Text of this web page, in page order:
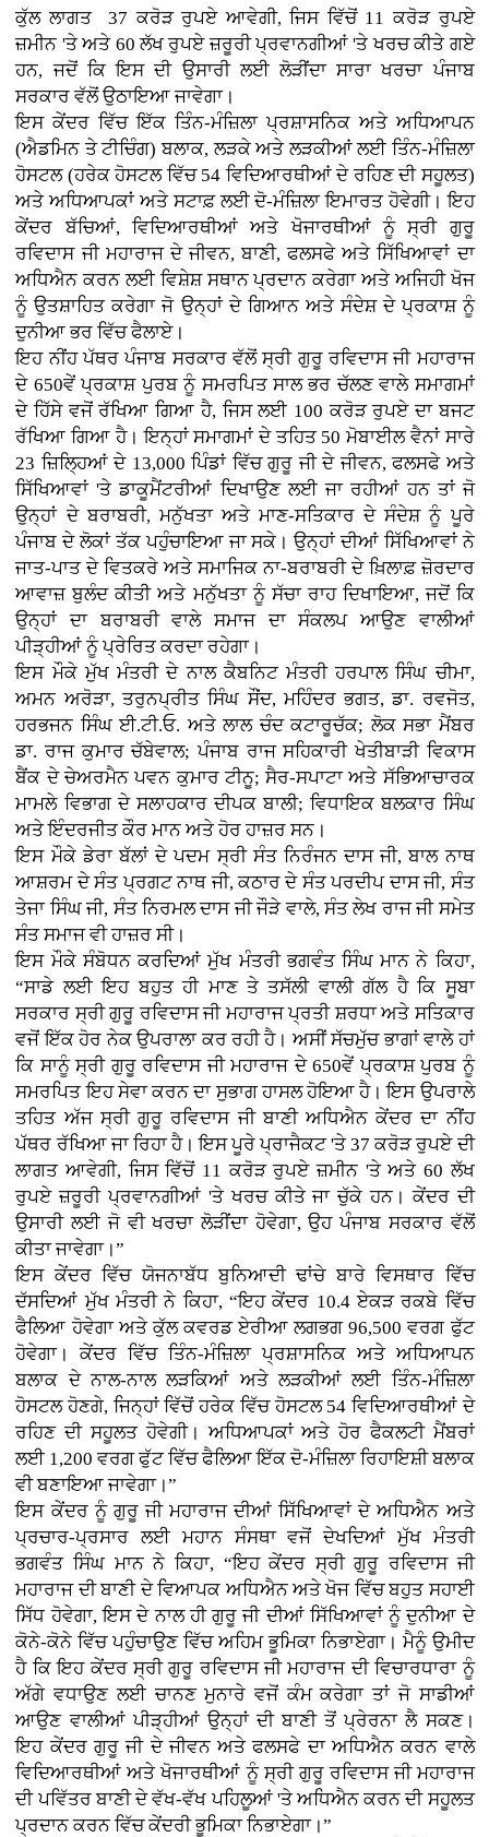
ਕੁੱਲ ਲਾਗਤ 37 ਕਰੋੜ ਰੁਪਏ ਆਵੇਗੀ, ਜਿਸ ਵਿੱਚੋਂ 11 ਕਰੋੜ ਰੁਪਏ
ਜ਼ਮੀਨ 'ਤੇ ਅਤੇ 60 ਲੱਖ ਰੁਪਏ ਜ਼ਰੂਰੀ ਪ੍ਰਵਾਨਗੀਆਂ 'ਤੇ ਖਰਚ ਕੀਤੇ ਗਏ
ਹਨ, ਜਦੋਂ ਕਿ ਇਸ ਦੀ ਉਸਾਰੀ ਲਈ ਲੋੜੀਂਦਾ ਸਾਰਾ ਖਰਚਾ ਪੰਜਾਬ
ਸਰਕਾਰ ਵੱਲੋਂ ਉਠਾਇਆ ਜਾਵੇਗਾ।
ਇਸ ਕੇਂਦਰ ਵਿੱਚ ਇੱਕ ਤਿੰਨ-ਮੰਜ਼ਿਲਾ ਪ੍ਰਸ਼ਾਸਨਿਕ ਅਤੇ ਅਧਿਆਪਨ
(ਐਡਮਿਨ ਤੇ ਟੀਚਿੰਗ) ਬਲਾਕ, ਲੜਕੇ ਅਤੇ ਲੜਕੀਆਂ ਲਈ ਤਿੰਨ-ਮੰਜ਼ਿਲਾ
ਹੋਸਟਲ (ਹਰੇਕ ਹੋਸਟਲ ਵਿੱਚ 54 ਵਿਦਿਆਰਥੀਆਂ ਦੇ ਰਹਿਣ ਦੀ ਸਹੂਲਤ)
ਅਤੇ ਅਧਿਆਪਕਾਂ ਅਤੇ ਸਟਾਫ਼ ਲਈ ਦੋ-ਮੰਜ਼ਿਲਾ ਇਮਾਰਤ ਹੋਵੇਗੀ। ਇਹ
ਕੇਂਦਰ ਬੱਚਿਆਂ, ਵਿਦਿਆਰਥੀਆਂ ਅਤੇ ਖੋਜਾਰਥੀਆਂ ਨੂੰ ਸ੍ਰੀ ਗੁਰੂ
ਰਵਿਦਾਸ ਜੀ ਮਹਾਰਾਜ ਦੇ ਜੀਵਨ, ਬਾਣੀ, ਫਲਸਫੇ ਅਤੇ ਸਿੱਖਿਆਵਾਂ ਦਾ
ਅਧਿਐਨ ਕਰਨ ਲਈ ਵਿਸ਼ੇਸ਼ ਸਥਾਨ ਪ੍ਰਦਾਨ ਕਰੇਗਾ ਅਤੇ ਅਜਿਹੀ ਖੋਜ
ਨੂੰ ਉਤਸ਼ਾਹਿਤ ਕਰੇਗਾ ਜੋ ਉਨ੍ਹਾਂ ਦੇ ਗਿਆਨ ਅਤੇ ਸੰਦੇਸ਼ ਦੇ ਪ੍ਰਕਾਸ਼ ਨੂੰ
ਦੁਨੀਆ ਭਰ ਵਿੱਚ ਫੈਲਾਏ।
ਇਹ ਨੀਂਹ ਪੱਥਰ ਪੰਜਾਬ ਸਰਕਾਰ ਵੱਲੋਂ ਸ੍ਰੀ ਗੁਰੂ ਰਵਿਦਾਸ ਜੀ ਮਹਾਰਾਜ
ਦੇ 650ਵੇਂ ਪ੍ਰਕਾਸ਼ ਪੁਰਬ ਨੂੰ ਸਮਰਪਿਤ ਸਾਲ ਭਰ ਚੱਲਣ ਵਾਲੇ ਸਮਾਗਮਾਂ
ਦੇ ਹਿੱਸੇ ਵਜੋਂ ਰੱਖਿਆ ਗਿਆ ਹੈ, ਜਿਸ ਲਈ 100 ਕਰੋੜ ਰੁਪਏ ਦਾ ਬਜਟ
ਰੱਖਿਆ ਗਿਆ ਹੈ। ਇਨ੍ਹਾਂ ਸਮਾਗਮਾਂ ਦੇ ਤਹਿਤ 50 ਮੋਬਾਈਲ ਵੈਨਾਂ ਸਾਰੇ
23 ਜ਼ਿਲ੍ਹਿਆਂ ਦੇ 13,000 ਪਿੰਡਾਂ ਵਿੱਚ ਗੁਰੂ ਜੀ ਦੇ ਜੀਵਨ, ਫਲਸਫੇ ਅਤੇ
ਸਿੱਖਿਆਵਾਂ 'ਤੇ ਡਾਕੂਮੈਂਟਰੀਆਂ ਦਿਖਾਉਣ ਲਈ ਜਾ ਰਹੀਆਂ ਹਨ ਤਾਂ ਜੋ
ਉਨ੍ਹਾਂ ਦੇ ਬਰਾਬਰੀ, ਮਨੁੱਖਤਾ ਅਤੇ ਮਾਣ-ਸਤਿਕਾਰ ਦੇ ਸੰਦੇਸ਼ ਨੂੰ ਪੂਰੇ
ਪੰਜਾਬ ਦੇ ਲੋਕਾਂ ਤੱਕ ਪਹੁੰਚਾਇਆ ਜਾ ਸਕੇ। ਉਨ੍ਹਾਂ ਦੀਆਂ ਸਿੱਖਿਆਵਾਂ ਨੇ
ਜਾਤ-ਪਾਤ ਦੇ ਵਿਤਕਰੇ ਅਤੇ ਸਮਾਜਿਕ ਨਾ-ਬਰਾਬਰੀ ਦੇ ਖ਼ਿਲਾਫ਼ ਜ਼ੋਰਦਾਰ
ਆਵਾਜ਼ ਬੁਲੰਦ ਕੀਤੀ ਅਤੇ ਮਨੁੱਖਤਾ ਨੂੰ ਸੱਚਾ ਰਾਹ ਦਿਖਾਇਆ, ਜਦੋਂ ਕਿ
ਉਨ੍ਹਾਂ ਦਾ ਬਰਾਬਰੀ ਵਾਲੇ ਸਮਾਜ ਦਾ ਸੰਕਲਪ ਆਉਣ ਵਾਲੀਆਂ
ਪੀੜ੍ਹੀਆਂ ਨੂੰ ਪ੍ਰੇਰਿਤ ਕਰਦਾ ਰਹੇਗਾ।
ਇਸ ਮੌਕੇ ਮੁੱਖ ਮੰਤਰੀ ਦੇ ਨਾਲ ਕੈਬਨਿਟ ਮੰਤਰੀ ਹਰਪਾਲ ਸਿੰਘ ਚੀਮਾ,
ਅਮਨ ਅਰੋੜਾ, ਤਰੁਨਪ੍ਰੀਤ ਸਿੰਘ ਸੌਂਦ, ਮਹਿੰਦਰ ਭਗਤ, ਡਾ. ਰਵਜੋਤ,
ਹਰਭਜਨ ਸਿੰਘ ਈ.ਟੀ.ਓ. ਅਤੇ ਲਾਲ ਚੰਦ ਕਟਾਰੂਚੱਕ; ਲੋਕ ਸਭਾ ਮੈਂਬਰ
ਡਾ. ਰਾਜ ਕੁਮਾਰ ਚੱਬੇਵਾਲ; ਪੰਜਾਬ ਰਾਜ ਸਹਿਕਾਰੀ ਖੇਤੀਬਾੜੀ ਵਿਕਾਸ
ਬੈਂਕ ਦੇ ਚੇਅਰਮੈਨ ਪਵਨ ਕੁਮਾਰ ਟੀਨੂ; ਸੈਰ-ਸਪਾਟਾ ਅਤੇ ਸੱਭਿਆਚਾਰਕ
ਮਾਮਲੇ ਵਿਭਾਗ ਦੇ ਸਲਾਹਕਾਰ ਦੀਪਕ ਬਾਲੀ; ਵਿਧਾਇਕ ਬਲਕਾਰ ਸਿੰਘ
ਅਤੇ ਇੰਦਰਜੀਤ ਕੌਰ ਮਾਨ ਅਤੇ ਹੋਰ ਹਾਜ਼ਰ ਸਨ।
ਇਸ ਮੌਕੇ ਡੇਰਾ ਬੱਲਾਂ ਦੇ ਪਦਮ ਸ੍ਰੀ ਸੰਤ ਨਿਰੰਜਨ ਦਾਸ ਜੀ, ਬਾਲ ਨਾਥ
ਆਸ਼ਰਮ ਦੇ ਸੰਤ ਪ੍ਰਗਟ ਨਾਥ ਜੀ, ਕਠਾਰ ਦੇ ਸੰਤ ਪਰਦੀਪ ਦਾਸ ਜੀ, ਸੰਤ
ਤੇਜਾ ਸਿੰਘ ਜੀ, ਸੰਤ ਨਿਰਮਲ ਦਾਸ ਜੀ ਜੌੜੇ ਵਾਲੇ, ਸੰਤ ਲੇਖ ਰਾਜ ਜੀ ਸਮੇਤ
ਸੰਤ ਸਮਾਜ ਵੀ ਹਾਜ਼ਰ ਸੀ।
ਇਸ ਮੌਕੇ ਸੰਬੋਧਨ ਕਰਦਿਆਂ ਮੁੱਖ ਮੰਤਰੀ ਭਗਵੰਤ ਸਿੰਘ ਮਾਨ ਨੇ ਕਿਹਾ,
“ਸਾਡੇ ਲਈ ਇਹ ਬਹੁਤ ਹੀ ਮਾਣ ਤੇ ਤਸੱਲੀ ਵਾਲੀ ਗੱਲ ਹੈ ਕਿ ਸੂਬਾ
ਸਰਕਾਰ ਸ੍ਰੀ ਗੁਰੂ ਰਵਿਦਾਸ ਜੀ ਮਹਾਰਾਜ ਪ੍ਰਤੀ ਸ਼ਰਧਾ ਅਤੇ ਸਤਿਕਾਰ
ਵਜੋਂ ਇੱਕ ਹੋਰ ਨੇਕ ਉਪਰਾਲਾ ਕਰ ਰਹੀ ਹੈ। ਅਸੀਂ ਸੱਚਮੁੱਚ ਭਾਗਾਂ ਵਾਲੇ ਹਾਂ
ਕਿ ਸਾਨੂੰ ਸ੍ਰੀ ਗੁਰੂ ਰਵਿਦਾਸ ਜੀ ਮਹਾਰਾਜ ਦੇ 650ਵੇਂ ਪ੍ਰਕਾਸ਼ ਪੁਰਬ ਨੂੰ
ਸਮਰਪਿਤ ਇਹ ਸੇਵਾ ਕਰਨ ਦਾ ਸੁਭਾਗ ਹਾਸਲ ਹੋਇਆ ਹੈ। ਇਸ ਉਪਰਾਲੇ
ਤਹਿਤ ਅੱਜ ਸ੍ਰੀ ਗੁਰੂ ਰਵਿਦਾਸ ਜੀ ਬਾਣੀ ਅਧਿਐਨ ਕੇਂਦਰ ਦਾ ਨੀਂਹ
ਪੱਥਰ ਰੱਖਿਆ ਜਾ ਰਿਹਾ ਹੈ। ਇਸ ਪੂਰੇ ਪ੍ਰਾਜੈਕਟ 'ਤੇ 37 ਕਰੋੜ ਰੁਪਏ ਦੀ
ਲਾਗਤ ਆਵੇਗੀ, ਜਿਸ ਵਿੱਚੋਂ 11 ਕਰੋੜ ਰੁਪਏ ਜ਼ਮੀਨ 'ਤੇ ਅਤੇ 60 ਲੱਖ
ਰੁਪਏ ਜ਼ਰੂਰੀ ਪ੍ਰਵਾਨਗੀਆਂ 'ਤੇ ਖਰਚ ਕੀਤੇ ਜਾ ਚੁੱਕੇ ਹਨ। ਕੇਂਦਰ ਦੀ
ਉਸਾਰੀ ਲਈ ਜੋ ਵੀ ਖਰਚਾ ਲੋੜੀਂਦਾ ਹੋਵੇਗਾ, ਉਹ ਪੰਜਾਬ ਸਰਕਾਰ ਵੱਲੋਂ
ਕੀਤਾ ਜਾਵੇਗਾ।”
ਇਸ ਕੇਂਦਰ ਵਿੱਚ ਯੋਜਨਾਬੱਧ ਬੁਨਿਆਦੀ ਢਾਂਚੇ ਬਾਰੇ ਵਿਸਥਾਰ ਵਿੱਚ
ਦੱਸਦਿਆਂ ਮੁੱਖ ਮੰਤਰੀ ਨੇ ਕਿਹਾ, “ਇਹ ਕੇਂਦਰ 10.4 ਏਕੜ ਰਕਬੇ ਵਿੱਚ
ਫੈਲਿਆ ਹੋਵੇਗਾ ਅਤੇ ਕੁੱਲ ਕਵਰਡ ਏਰੀਆ ਲਗਭਗ 96,500 ਵਰਗ ਫੁੱਟ
ਹੋਵੇਗਾ। ਕੇਂਦਰ ਵਿੱਚ ਤਿੰਨ-ਮੰਜ਼ਿਲਾ ਪ੍ਰਸ਼ਾਸਨਿਕ ਅਤੇ ਅਧਿਆਪਨ
ਬਲਾਕ ਦੇ ਨਾਲ-ਨਾਲ ਲੜਕਿਆਂ ਅਤੇ ਲੜਕੀਆਂ ਲਈ ਤਿੰਨ-ਮੰਜ਼ਿਲਾ
ਹੋਸਟਲ ਹੋਣਗੇ, ਜਿਨ੍ਹਾਂ ਵਿੱਚੋਂ ਹਰੇਕ ਵਿੱਚ ਹੋਸਟਲ 54 ਵਿਦਿਆਰਥੀਆਂ ਦੇ
ਰਹਿਣ ਦੀ ਸਹੂਲਤ ਹੋਵੇਗੀ। ਅਧਿਆਪਕਾਂ ਅਤੇ ਹੋਰ ਫੈਕਲਟੀ ਮੈਂਬਰਾਂ
ਲਈ 1,200 ਵਰਗ ਫੁੱਟ ਵਿੱਚ ਫੈਲਿਆ ਇੱਕ ਦੋ-ਮੰਜ਼ਿਲਾ ਰਿਹਾਇਸ਼ੀ ਬਲਾਕ
ਵੀ ਬਣਾਇਆ ਜਾਵੇਗਾ।”
ਇਸ ਕੇਂਦਰ ਨੂੰ ਗੁਰੂ ਜੀ ਮਹਾਰਾਜ ਦੀਆਂ ਸਿੱਖਿਆਵਾਂ ਦੇ ਅਧਿਐਨ ਅਤੇ
ਪ੍ਰਚਾਰ-ਪ੍ਰਸਾਰ ਲਈ ਮਹਾਨ ਸੰਸਥਾ ਵਜੋਂ ਦੇਖਦਿਆਂ ਮੁੱਖ ਮੰਤਰੀ
ਭਗਵੰਤ ਸਿੰਘ ਮਾਨ ਨੇ ਕਿਹਾ, “ਇਹ ਕੇਂਦਰ ਸ੍ਰੀ ਗੁਰੂ ਰਵਿਦਾਸ ਜੀ
ਮਹਾਰਾਜ ਦੀ ਬਾਣੀ ਦੇ ਵਿਆਪਕ ਅਧਿਐਨ ਅਤੇ ਖੋਜ ਵਿੱਚ ਬਹੁਤ ਸਹਾਈ
ਸਿੱਧ ਹੋਵੇਗਾ, ਇਸ ਦੇ ਨਾਲ ਹੀ ਗੁਰੂ ਜੀ ਦੀਆਂ ਸਿੱਖਿਆਵਾਂ ਨੂੰ ਦੁਨੀਆ ਦੇ
ਕੋਨੇ-ਕੋਨੇ ਵਿੱਚ ਪਹੁੰਚਾਉਣ ਵਿੱਚ ਅਹਿਮ ਭੂਮਿਕਾ ਨਿਭਾਏਗਾ। ਮੈਨੂੰ ਉਮੀਦ
ਹੈ ਕਿ ਇਹ ਕੇਂਦਰ ਸ੍ਰੀ ਗੁਰੂ ਰਵਿਦਾਸ ਜੀ ਮਹਾਰਾਜ ਦੀ ਵਿਚਾਰਧਾਰਾ ਨੂੰ
ਅੱਗੇ ਵਧਾਉਣ ਲਈ ਚਾਨਣ ਮੁਨਾਰੇ ਵਜੋਂ ਕੰਮ ਕਰੇਗਾ ਤਾਂ ਜੋ ਸਾਡੀਆਂ
ਆਉਣ ਵਾਲੀਆਂ ਪੀੜ੍ਹੀਆਂ ਉਨ੍ਹਾਂ ਦੀ ਬਾਣੀ ਤੋਂ ਪ੍ਰੇਰਨਾ ਲੈ ਸਕਣ।
ਇਹ ਕੇਂਦਰ ਗੁਰੂ ਜੀ ਦੇ ਜੀਵਨ ਅਤੇ ਫਲਸਫੇ ਦਾ ਅਧਿਐਨ ਕਰਨ ਵਾਲੇ
ਵਿਦਿਆਰਥੀਆਂ ਅਤੇ ਖੋਜਾਰਥੀਆਂ ਨੂੰ ਸ੍ਰੀ ਗੁਰੂ ਰਵਿਦਾਸ ਜੀ ਮਹਾਰਾਜ
ਦੀ ਪਵਿੱਤਰ ਬਾਣੀ ਦੇ ਵੱਖ-ਵੱਖ ਪਹਿਲੂਆਂ 'ਤੇ ਅਧਿਐਨ ਕਰਨ ਦੀ ਸਹੂਲਤ
ਪ੍ਰਦਾਨ ਕਰਨ ਵਿੱਚ ਕੇਂਦਰੀ ਭੂਮਿਕਾ ਨਿਭਾਏਗਾ।”